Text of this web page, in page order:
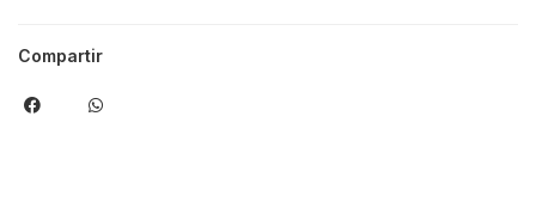
Compartir